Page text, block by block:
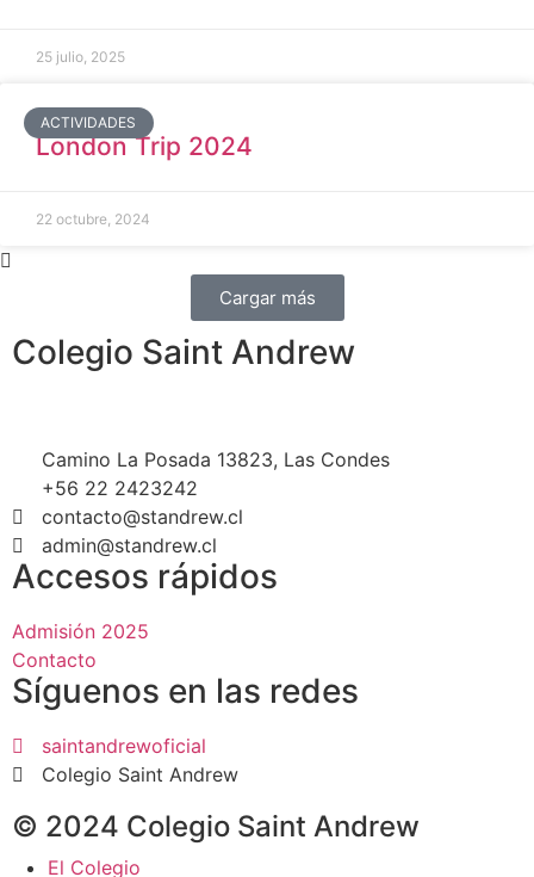
25 julio, 2025
ACTIVIDADES
London Trip 2024
22 octubre, 2024
Cargar más
Colegio Saint Andrew
Camino La Posada 13823, Las Condes
+56 22 2423242
contacto@standrew.cl
admin@standrew.cl
Accesos rápidos
Admisión 2025
Contacto
Síguenos en las redes
saintandrewoficial
Colegio Saint Andrew
© 2024 Colegio Saint Andrew
El Colegio